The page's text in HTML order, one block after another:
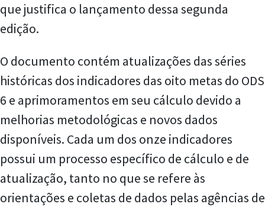
que justifica o lançamento dessa segunda
edição.
O documento contém atualizações das séries
históricas dos indicadores das oito metas do ODS
6 e aprimoramentos em seu cálculo devido a
melhorias metodológicas e novos dados
disponíveis. Cada um dos onze indicadores
possui um processo específico de cálculo e de
atualização, tanto no que se refere às
orientações e coletas de dados pelas agências de